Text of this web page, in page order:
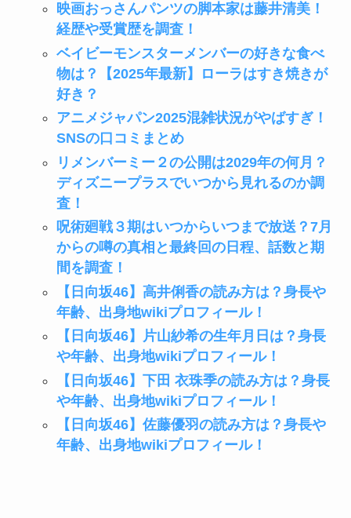
映画おっさんパンツの脚本家は藤井清美！
経歴や受賞歴を調査！
ベイビーモンスターメンバーの好きな食べ
物は？【2025年最新】ローラはすき焼きが
好き？
アニメジャパン2025混雑状況がやばすぎ！
SNSの口コミまとめ
リメンバーミー２の公開は2029年の何月？
ディズニープラスでいつから見れるのか調
査！
呪術廻戦３期はいつからいつまで放送？7月
からの噂の真相と最終回の日程、話数と期
間を調査！
【日向坂46】高井俐香の読み方は？身長や
年齢、出身地wikiプロフィール！
【日向坂46】片山紗希の生年月日は？身長
や年齢、出身地wikiプロフィール！
【日向坂46】下田 衣珠季の読み方は？身長
や年齢、出身地wikiプロフィール！
【日向坂46】佐藤優羽の読み方は？身長や
年齢、出身地wikiプロフィール！